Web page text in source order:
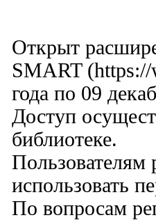
Открыт
SMART (https://
года по 09
Доступ
библиотеке.
Пользователям
использовать
По вопросам